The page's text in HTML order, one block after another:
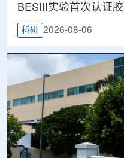
BESIII实验首次认证
科研 2026-08-06